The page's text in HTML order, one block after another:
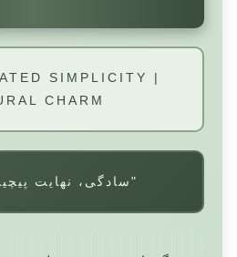
SIMPLICITY |
CHARM
"سادگی، نهایت